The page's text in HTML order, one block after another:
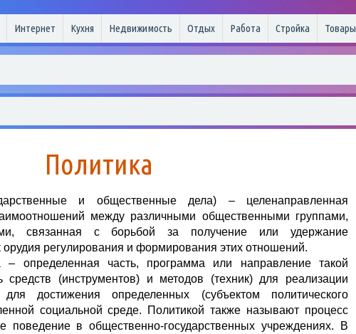
Интернет Кухня Недвижимость Отдых Работа Стройка Товары
Политика
и общественные дела) – целенаправленная
между различными общественными группами,
связанная с борьбой за получение или удержание
орудия регулирования и формирования этих отношений.
определенная часть, программа или направление такой
средств (инструментов) и методов (техник) для реализации
достижения определенных (субъектом политического
социальной среде. Политикой также называют процесс
поведение в общественно-государственных учреждениях. В